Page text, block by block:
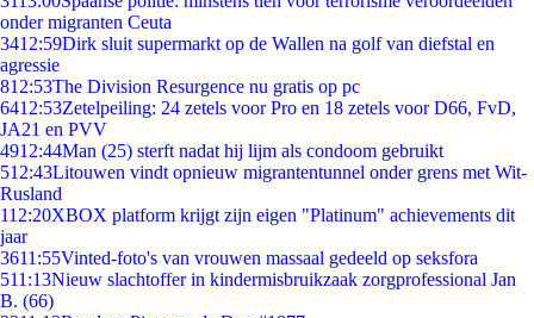
onder migranten Ceuta
3412:59Dirk sluit supermarkt op de Wallen na golf van diefstal en
agressie
812:53The Division Resurgence nu gratis op pc
6412:53Zetelpeiling: 24 zetels voor Pro en 18 zetels voor D66, FvD,
JA21 en PVV
4912:44Man (25) sterft nadat hij lijm als condoom gebruikt
512:43Litouwen vindt opnieuw migrantentunnel onder grens met Wit-
Rusland
112:20XBOX platform krijgt zijn eigen "Platinum" achievements dit
jaar
3611:55Vinted-foto's van vrouwen massaal gedeeld op seksfora
511:13Nieuw slachtoffer in kindermisbruikzaak zorgprofessional Jan
B. (66)